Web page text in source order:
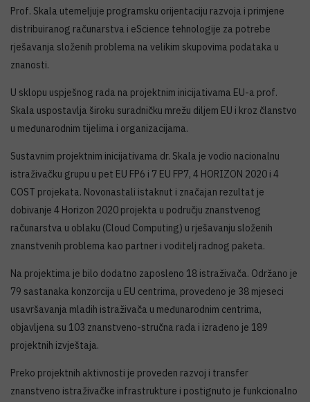
Prof. Skala utemeljuje programsku orijentaciju razvoja i primjene
distribuiranog računarstva i eScience tehnologije za potrebe
rješavanja složenih problema na velikim skupovima podataka u
znanosti.
U sklopu uspješnog rada na projektnim inicijativama EU-a prof.
Skala uspostavlja široku suradničku mrežu diljem EU i kroz članstvo
u međunarodnim tijelima i organizacijama.
Sustavnim projektnim inicijativama dr. Skala je vodio nacionalnu
istraživačku grupu u pet EU FP6 i 7 EU FP7, 4 HORIZON 2020 i 4
COST projekata. Novonastali istaknut i značajan rezultat je
dobivanje 4 Horizon 2020 projekta u području znanstvenog
računarstva u oblaku (Cloud Computing) u rješavanju složenih
znanstvenih problema kao partner i voditelj radnog paketa.
Na projektima je bilo dodatno zaposleno 18 istraživača. Održano je
79 sastanaka konzorcija u EU centrima, provedeno je 38 mjeseci
usavršavanja mladih istraživača u međunarodnim centrima,
objavljena su 103 znanstveno-stručna rada i izrađeno je 189
projektnih izvještaja.
Preko projektnih aktivnosti je proveden razvoj i transfer
znanstveno istraživačke infrastrukture i postignuto je funkcionalno